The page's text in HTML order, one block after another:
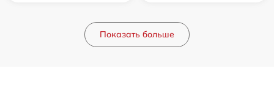
Показать больше